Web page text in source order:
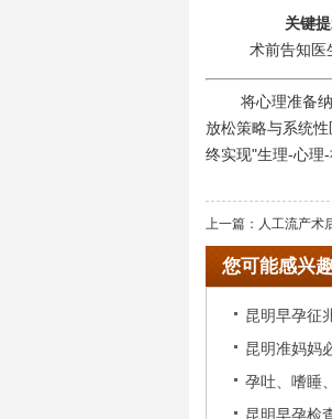
关键
术前告知医
将心理准备
放松策略与系统
终实现"生理-心理-
上一篇： 人工流产术
您可能感兴
昆明早孕征
昆明准妈妈
意事项
孕吐、嗜睡
昆明早孕检